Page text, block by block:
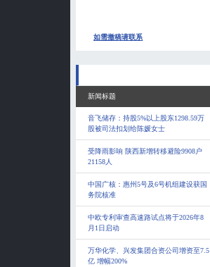
如需撤稿请联系
新闻标题
音飞储存：持股5%以上股东1298.59万
股被司法扣划给陈媛女士
受降雨影响 陕西新增转移避险9908户
21158人
中国广核：惠州5号及6号机组建设获国
务院核准
中欧专利审查高速路试点将于2026年8
月1日启动
万华化学、兴发集团合资公司增资至7.5
亿 增幅200%